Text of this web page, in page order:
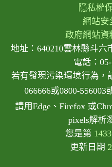
隱私權
網站安
政府網站資
地址：640210雲林縣斗六
電話：
若有發現污染環境行為，
066666或0800-556003
請用Edge、Firefox 或
pixels解析
您是第
更新日期